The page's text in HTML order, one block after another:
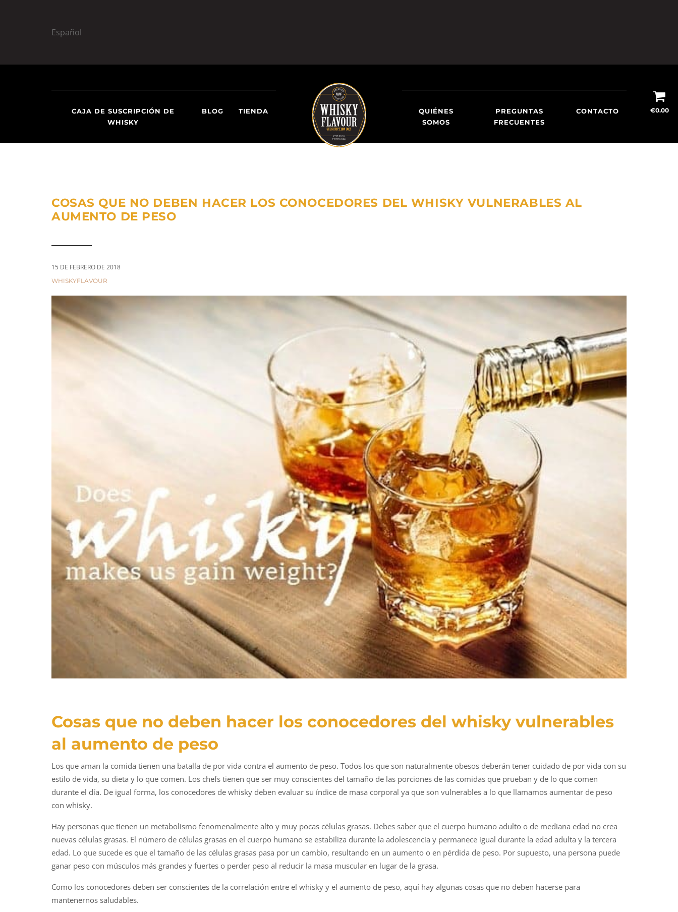
Español
€0.00
o
o
CAJA DE SUSCRIPCIÓN DE
WHISKY
BLOG TIENDA
QUIÉNES
SOMOS
PREGUNTAS
FRECUENTES
CONTACTO
CATEGORIES:
WHISKYFLAVOUR
15 DE FEBRERO DE 2018
COSAS QUE NO DEBEN HACER LOS CONOCEDORES DEL WHISKY VULNERABLES AL
AUMENTO DE PESO
Cosas que no deben hacer los conocedores del whisky vulnerables
al aumento de peso
Los que aman la comida tienen una batalla de por vida contra el aumento de peso. Todos los que son naturalmente obesos deberán tener cuidado de por vida con su
estilo de vida, su dieta y lo que comen. Los chefs tienen que ser muy conscientes del tamaño de las porciones de las comidas que prueban y de lo que comen
durante el día. De igual forma, los conocedores de whisky deben evaluar su índice de masa corporal ya que son vulnerables a lo que llamamos aumentar de peso
con whisky.
Hay personas que tienen un metabolismo fenomenalmente alto y muy pocas células grasas. Debes saber que el cuerpo humano adulto o de mediana edad no crea
nuevas células grasas. El número de células grasas en el cuerpo humano se estabiliza durante la adolescencia y permanece igual durante la edad adulta y la tercera
edad. Lo que sucede es que el tamaño de las células grasas pasa por un cambio, resultando en un aumento o en pérdida de peso. Por supuesto, una persona puede
ganar peso con músculos más grandes y fuertes o perder peso al reducir la masa muscular en lugar de la grasa.
Como los conocedores deben ser conscientes de la correlación entre el whisky y el aumento de peso, aquí hay algunas cosas que no deben hacerse para
mantenernos saludables.